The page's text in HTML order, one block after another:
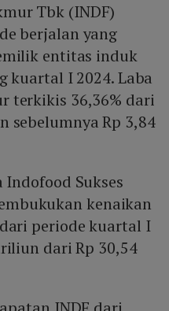
Tbk (INDF)
berjalan yang
entitas induk
kuartal I 2024. Laba
terkikis 36,36% dari
sebelumnya Rp 3,84
Sukses
kenaikan
periode kuartal I
dari Rp 30,54